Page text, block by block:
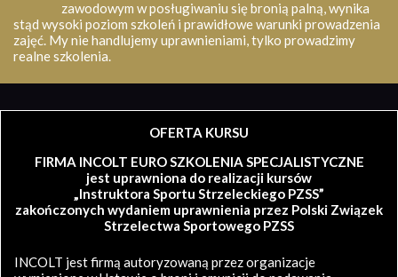
zawodowym w posługiwaniu się bronią palną, wynika
stąd wysoki poziom szkoleń i prawidłowe warunki prowadzenia
zajęć. My nie handlujemy uprawnieniami, tylko prowadzimy
realne szkolenia.
OFERTA KURSU
FIRMA INCOLT EURO SZKOLENIA SPECJALISTYCZNE
jest uprawniona do realizacji kursów
„Instruktora Sportu Strzeleckiego PZSS”
zakończonych wydaniem uprawnienia przez Polski Związek
Strzelectwa Sportowego PZSS
INCOLT jest firmą autoryzowaną przez organizacje